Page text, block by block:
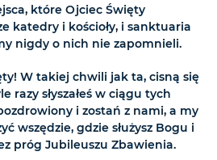
które Ojciec Święty
katedry i kościoły, i sanktuaria
nigdy o nich nie zapomnieli.
W takiej chwili jak ta, cisną się
razy słyszałeś w ciągu tych
i zostań z nami, a my
wszędzie, gdzie służysz Bogu i
próg Jubileuszu Zbawienia.